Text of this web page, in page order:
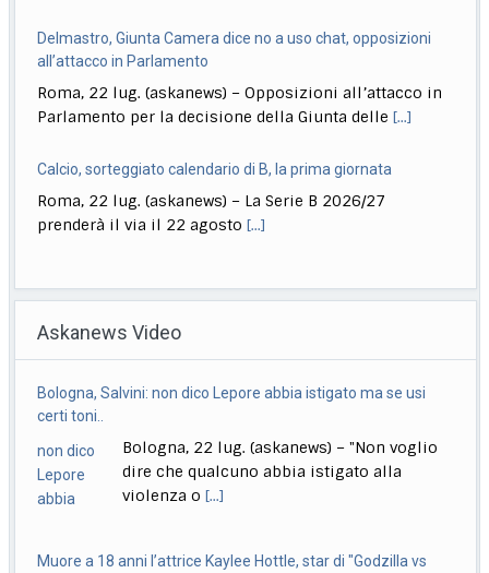
Delmastro, Giunta Camera dice no a uso chat, opposizioni
all’attacco in Parlamento
Roma, 22 lug. (askanews) – Opposizioni all’attacco in
Parlamento per la decisione della Giunta delle[...]
Calcio, sorteggiato calendario di B, la prima giornata
Roma, 22 lug. (askanews) – La Serie B 2026/27
prenderà il via il 22 agosto[...]
vincere al Tour de France. Il
Calcio, Inter tutto facile alla prima: 16-0 all’Aasen
Roma, 22 lug. (askanews) – Tutto facile per l’Inter nella
prima amichevole estiva disputata in[...]
Askanews Video
Bologna, Salvini: non dico Lepore abbia istigato ma se usi
certi toni..
Bologna, 22 lug. (askanews) – "Non voglio
dire che qualcuno abbia istigato alla
violenza o[...]
Muore a 18 anni l’attrice Kaylee Hottle, star di "Godzilla vs